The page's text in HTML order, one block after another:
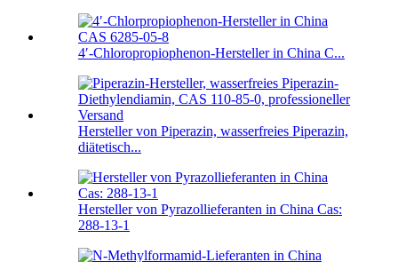
4′-Chloropropiophenon-Hersteller in China C...
Hersteller von Piperazin, wasserfreies Piperazin,
diätetisch...
Hersteller von Pyrazollieferanten in China Cas:
288-13-1